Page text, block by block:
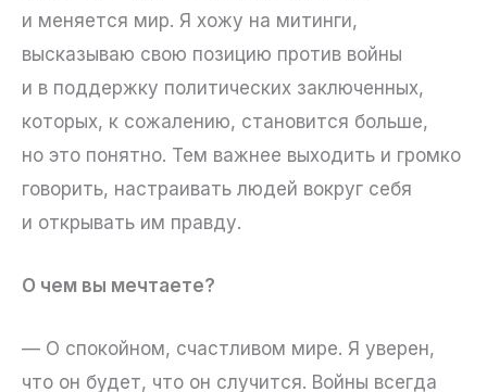
и меняется мир. Я хожу на митинги,
высказываю свою позицию против войны
и в поддержку политических заключенных,
которых, к сожалению, становится больше,
но это понятно. Тем важнее выходить и громко
говорить, настраивать людей вокруг себя
и открывать им правду.
О чем вы мечтаете?
— О спокойном, счастливом мире. Я уверен,
что он будет, что он случится. Войны всегда